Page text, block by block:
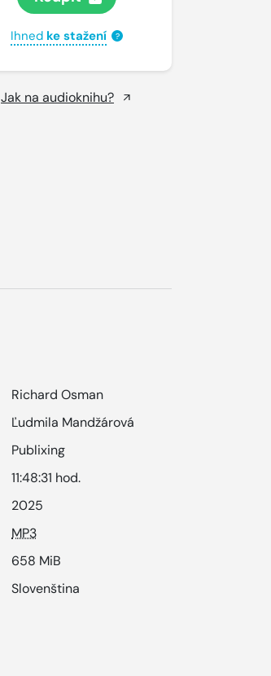
Ihned ke stažení ?
Jak na audioknihu?
Richard Osman
Ľudmila Mandžárová
Publixing
11:48:31 hod.
2025
MP3
658 MiB
Slovenština